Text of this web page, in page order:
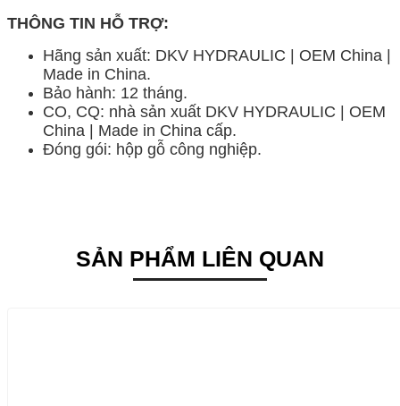
THÔNG TIN HỖ TRỢ:
Hãng sản xuất: DKV HYDRAULIC | OEM China |
Made in China.
Bảo hành: 12 tháng.
CO, CQ: nhà sản xuất DKV HYDRAULIC | OEM
China | Made in China cấp.
Đóng gói: hộp gỗ công nghiệp.
SẢN PHẨM LIÊN QUAN